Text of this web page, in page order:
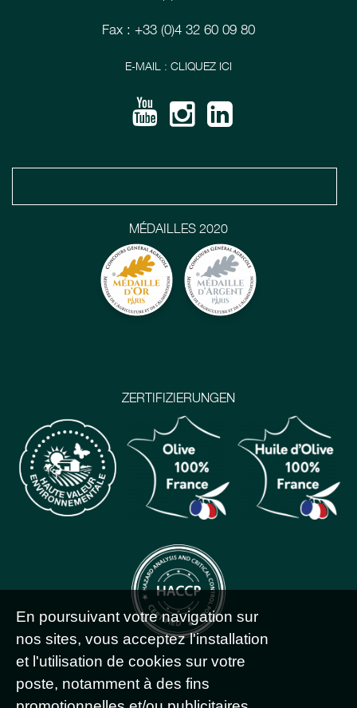
ZERTIFIZIERUNGEN
MÉDAILLES 2020
Fax : +33 (0)4 32 60 09 80
E-MAIL : CLIQUEZ ICI
En poursuivant votre navigation sur
nos sites, vous acceptez l'installation
et l'utilisation de cookies sur votre
poste, notamment à des fins